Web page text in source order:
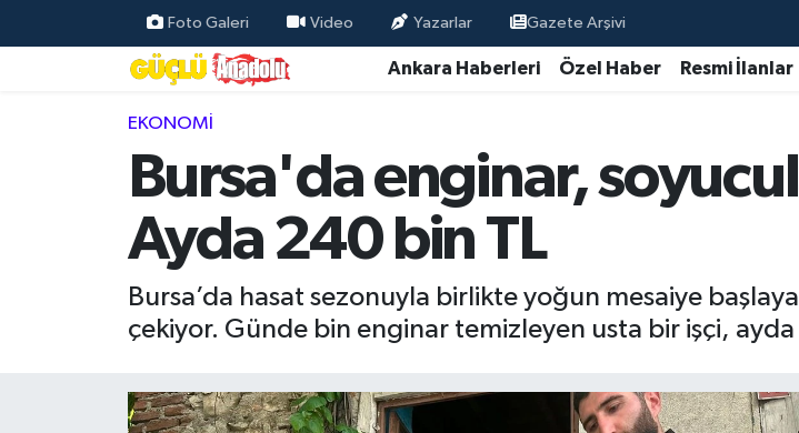
Foto Galeri Video Yazarlar Gazete Arşivi
Ankara Haberleri Özel Haber Resmi İlanlar
EKONOMI
Bursa'da enginar,
Ayda 240 bin TL
Bursa’da hasat sezonuyla birlikte yoğun mesaiye
çekiyor. Günde bin enginar temizleyen usta bir işçi,
Özel Haber
Resmi İlanlar
Ekonomi
Gündem